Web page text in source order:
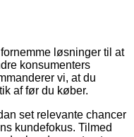
løsninger til at
konsumenters
vi, at du
af før du køber.
set relevante chancer
kundefokus. Tilmed